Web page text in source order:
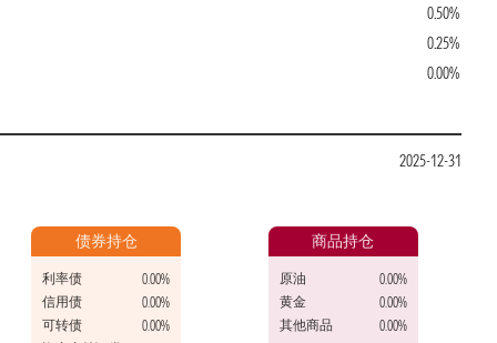
0.50%
0.25%
0.00%
2025-12-31
债券持仓
利率债
0.00%
信用债
0.00%
可转债
0.00%
商品持仓
原油
0.00%
黄金
0.00%
其他商品
0.00%